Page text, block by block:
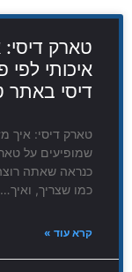
טארק דיסי:
איכותי
דיסי באתר
טארק דיסי: איך
שמופיעים על
כנראה שאתה
כמו שצריך, ואיך…
קרא עוד »